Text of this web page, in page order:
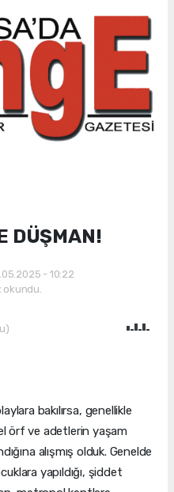
DÜŞMAN!
- 10:22
bakılırsa, genellikle
örf ve adetlerin yaşam
alışmış olduk. Genelde
yapıldığı, şiddet